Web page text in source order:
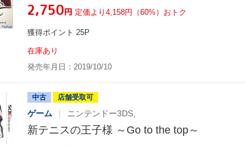
¥2,750円 定価より4,158円（60%）おトク
獲得ポイント 25P
在庫あり
発売年月日：2019/10/10
中古 店舗受取可
ゲーム ニンテンドー3DS,
新テニスの王子様 ～Go to the top～